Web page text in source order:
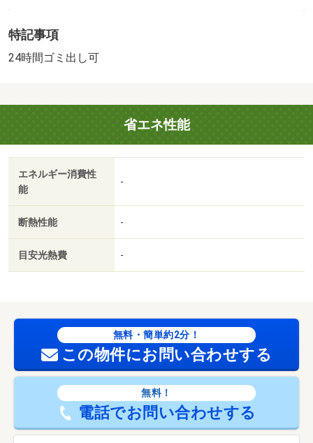
特記事項
24時間ゴミ出し可
省エネ性能
エネルギー消費性
能
-
断熱性能 -
目安光熱費 -
無料・簡単約2分！
この物件にお問い合わせする
無料！
電話でお問い合わせする